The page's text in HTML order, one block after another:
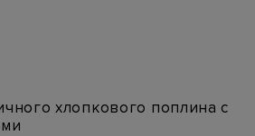
хлопкового поплина с